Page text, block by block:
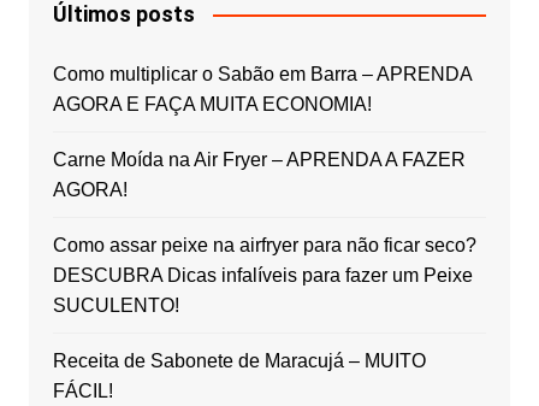
Últimos posts
Como multiplicar o Sabão em Barra – APRENDA
AGORA E FAÇA MUITA ECONOMIA!
Carne Moída na Air Fryer – APRENDA A FAZER
AGORA!
Como assar peixe na airfryer para não ficar seco?
DESCUBRA Dicas infalíveis para fazer um Peixe
SUCULENTO!
Receita de Sabonete de Maracujá – MUITO
FÁCIL!